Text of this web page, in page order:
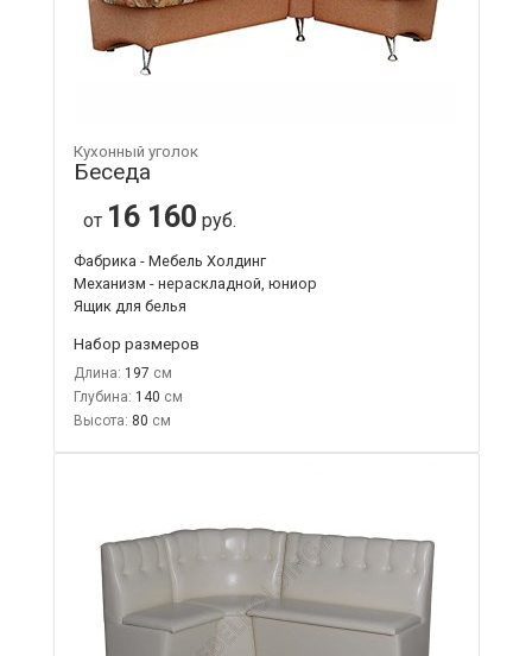
Кухонный уголок
Беседа
от 16 160 руб.
Фабрика - Мебель Холдинг
Механизм - нераскладной, юниор
Ящик для белья
Набор размеров
Длина: 197
Глубина: 140
Высота: 80